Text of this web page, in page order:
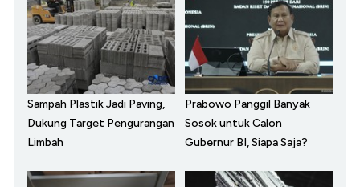
Sampah Plastik Jadi Paving,
Dukung Target Pengurangan
Limbah
Prabowo Panggil Banyak
Sosok untuk Calon
Gubernur BI, Siapa Saja?